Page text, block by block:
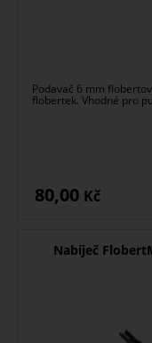
Podavač 6 mm
flobertek. Vhodné pro
80,00 Kč
Nabíječ